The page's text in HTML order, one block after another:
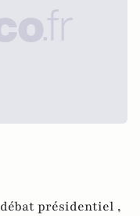
débat présidentiel ,